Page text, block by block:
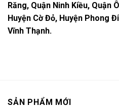
Răng, Quận Ninh Kiều, Quận
Huyện Cờ Đỏ, Huyện Phong
Vĩnh Thạnh.
SẢN PHẨM MỚI